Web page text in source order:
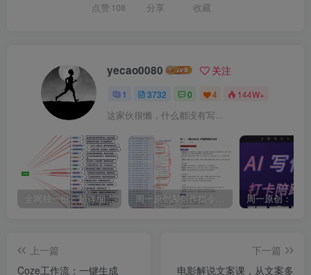
点赞 108 分享 收藏
yecao0080 关注
1 3732 0 4 144W+
这家伙很懒，什么都没有写...
全网独一份：超详细的40+个自媒体赛道领域解析手册，让你的内容创作不再局限！ 周一原创AI创作指令词：30+个领域赛道的创作提示词集合
上一篇
Coze工作流：一键生成
下一篇
电影解说文案课，从文案多